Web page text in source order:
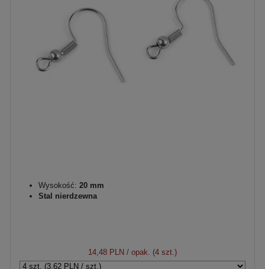
Wysokość: 20 mm
Stal nierdzewna
14,48 PLN / opak. (4 szt.)